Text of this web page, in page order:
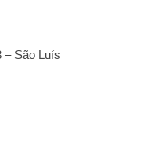
– São Luís